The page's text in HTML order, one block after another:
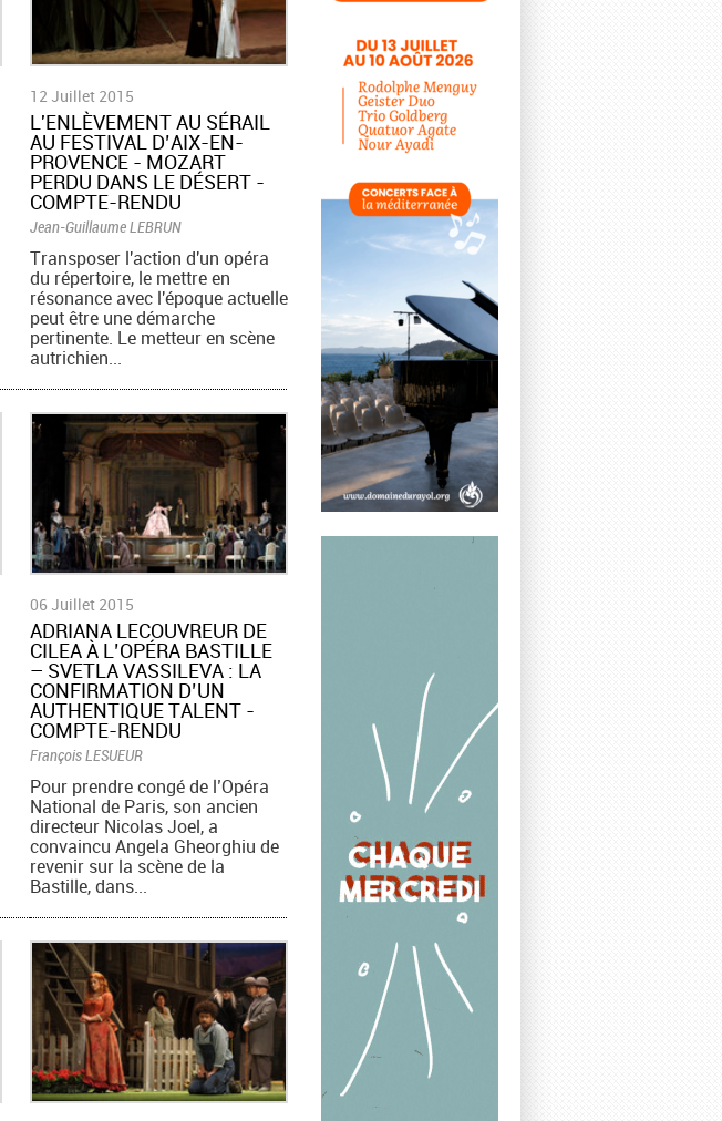
12 Juillet 2015
L'ENLÈVEMENT AU SÉRAIL
AU FESTIVAL D’AIX-EN-
PROVENCE - MOZART
PERDU DANS LE DÉSERT -
COMPTE-RENDU
Jean-Guillaume LEBRUN
Transposer l'action d'un opéra
du répertoire, le mettre en
résonance avec l'époque actuelle
peut être une démarche
pertinente. Le metteur en scène
autrichien...
06 Juillet 2015
ADRIANA LECOUVREUR DE
CILEA À L’OPÉRA BASTILLE
– SVETLA VASSILEVA : LA
CONFIRMATION D’UN
AUTHENTIQUE TALENT -
COMPTE-RENDU
François LESUEUR
Pour prendre congé de l’Opéra
National de Paris, son ancien
directeur Nicolas Joel, a
convaincu Angela Gheorghiu de
revenir sur la scène de la
Bastille, dans...